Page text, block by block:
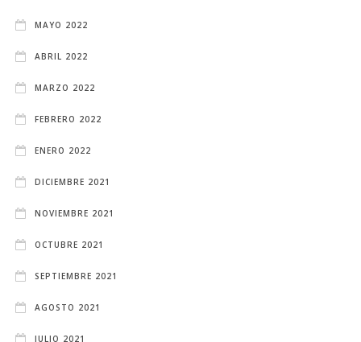
MAYO 2022
ABRIL 2022
MARZO 2022
FEBRERO 2022
ENERO 2022
DICIEMBRE 2021
NOVIEMBRE 2021
OCTUBRE 2021
SEPTIEMBRE 2021
AGOSTO 2021
JULIO 2021